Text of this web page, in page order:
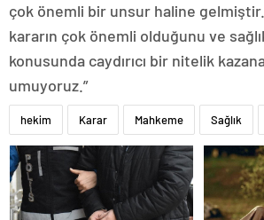
çok önemli bir unsur haline
kararın çok önemli olduğunu ve
konusunda caydırıcı bir nitelik
umuyoruz.”
hekim Karar Mahkeme Sağlık